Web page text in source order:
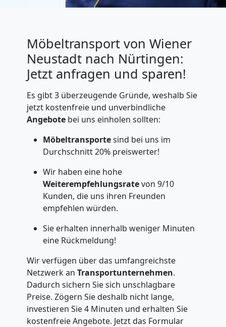
Möbeltransport von Wiener
Neustadt nach Nürtingen:
Jetzt anfragen und sparen!
Es gibt 3 überzeugende Gründe, weshalb Sie
jetzt kostenfreie und unverbindliche
Angebote bei uns einholen sollten:
Möbeltransportesind bei uns im
Durchschnitt 20% preiswerter!
Wir haben eine hohe
Weiterempfehlungsratevon 9/10
Kunden, die uns ihren Freunden
empfehlen würden.
Sie erhalten innerhalb weniger Minuten
eine Rückmeldung!
Wir verfügen über das umfangreichste
Netzwerk an Transportunternehmen.
Dadurch sichern Sie sich unschlagbare
Preise. Zögern Sie deshalb nicht lange,
investieren Sie 4 Minuten und erhalten Sie
kostenfreie Angebote. Jetzt das Formular